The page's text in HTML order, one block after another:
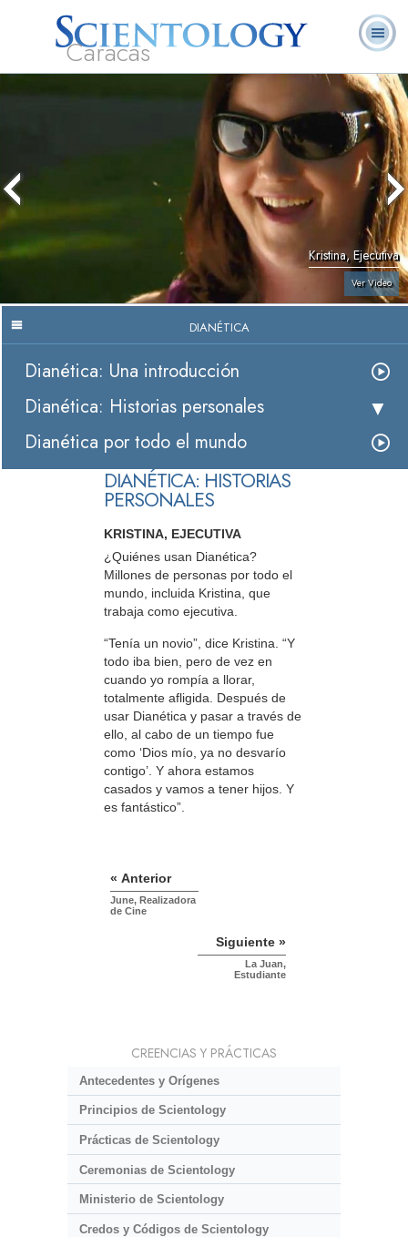
Caracas
Hubbard
Ministros
Preguntas
Libros
Kristina, Ejecutiva
Ver Video
DIANÉTICA
Dianética: Una introducción
Dianética: Historias personales
Dianética por todo el mundo
DIANÉTICA: HISTORIAS
PERSONALES
KRISTINA, EJECUTIVA
¿Quiénes usan Dianética?
Millones de personas por todo el
mundo, incluida Kristina, que
trabaja como ejecutiva.
“Tenía un novio”, dice Kristina. “Y
todo iba bien, pero de vez en
cuando yo rompía a llorar,
totalmente afligida. Después de
usar Dianética y pasar a través de
ello, al cabo de un tiempo fue
como ‘Dios mío, ya no desvarío
contigo’. Y ahora estamos
casados y vamos a tener hijos. Y
es fantástico”.
« Anterior
June, Realizadora
de Cine
Siguiente »
La Juan,
Estudiante
CREENCIAS Y PRÁCTICAS
Antecedentes y Orígenes
Principios de Scientology
Prácticas de Scientology
Ceremonias de Scientology
Ministerio de Scientology
Credos y Códigos de Scientology